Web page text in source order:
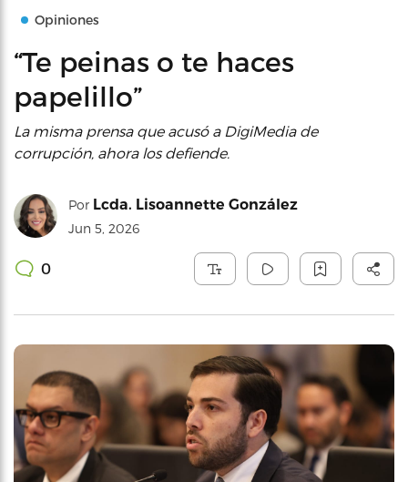
Opiniones
“Te peinas o te haces
papelillo”
La misma prensa que acusó a DigiMedia de
corrupción, ahora los defiende.
Por Lcda. Lisoannette González
Jun 5, 2026
0